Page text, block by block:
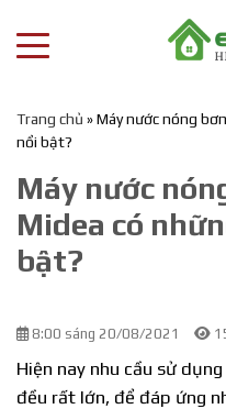
Trang chủ »Máy nước nóng
nổi bật?
Máy nước
Midea có
bật?
8:00 sáng 20/08/2021
Hiện nay nhu cầu sử
đều rất lớn, để đáp ứng